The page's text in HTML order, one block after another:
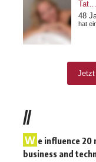
//
W e influence 20
business and